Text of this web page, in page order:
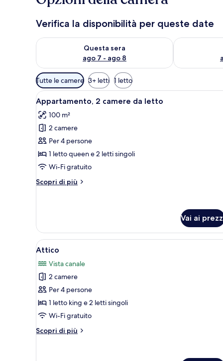
Verifica la disponibilità per queste date
Questa sera
ago 7 - ago 8
Verifica la disponibilità per questa sera, ago 7 - ago 8
Verifica la
Filtri
disponibili
per
le
camere
Tutte le camere 3+ letti 1 letto
Apri
tutte
le
foto
per
Appartamento,
2
da
Un balcone con vista su una
24
Appartamento, 2 camere da letto
100 m²
2 camere
Per 4 persone
1 letto queen e 2 letti singoli
Wi-Fi gratuito
Scopri di più
Altri
camere
da
letto
Vai ai
Apri
tutte
le
foto
per
Attico
Un balcone con vista sulla
30
Attico
Vista canale
2 camere
Per 4 persone
1 letto king e 2 letti singoli
Wi-Fi gratuito
Scopri di più
Altri